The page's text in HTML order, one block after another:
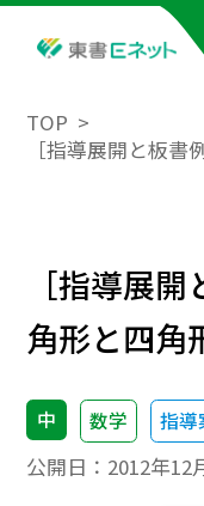
TOP
［指導展開と板
［指導展
角形と四角
中 数学 指導
公開日： 2012年12